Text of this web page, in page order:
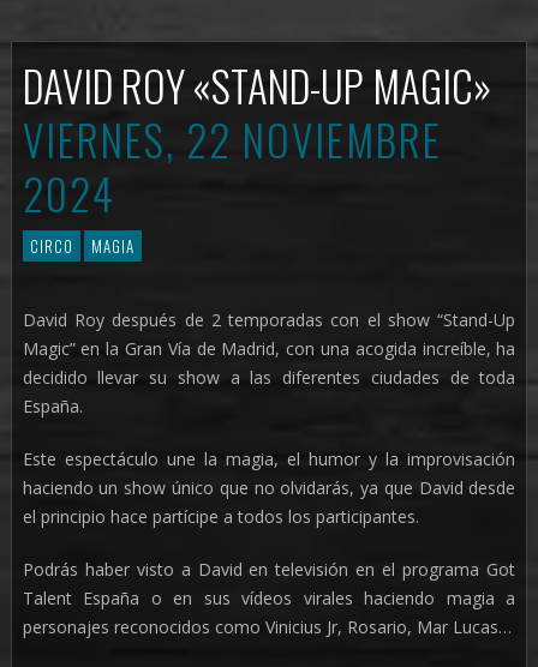
DAVID ROY «STAND-UP MAGIC»
VIERNES, 22 NOVIEMBRE
2024
CIRCO MAGIA
David Roy después de 2 temporadas con el show “Stand-Up
Magic” en la Gran Vía de Madrid, con una acogida increíble, ha
decidido llevar su show a las diferentes ciudades de toda
España.
Este espectáculo une la magia, el humor y la improvisación
haciendo un show único que no olvidarás, ya que David desde
el principio hace partícipe a todos los participantes.
Podrás haber visto a David en televisión en el programa Got
Talent España o en sus vídeos virales haciendo magia a
personajes reconocidos como Vinicius Jr, Rosario, Mar Lucas…